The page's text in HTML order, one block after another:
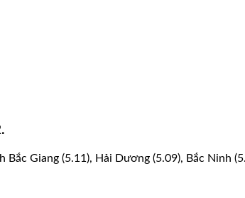
Giang (5.11), Hải Dương (5.09), Bắc Ninh